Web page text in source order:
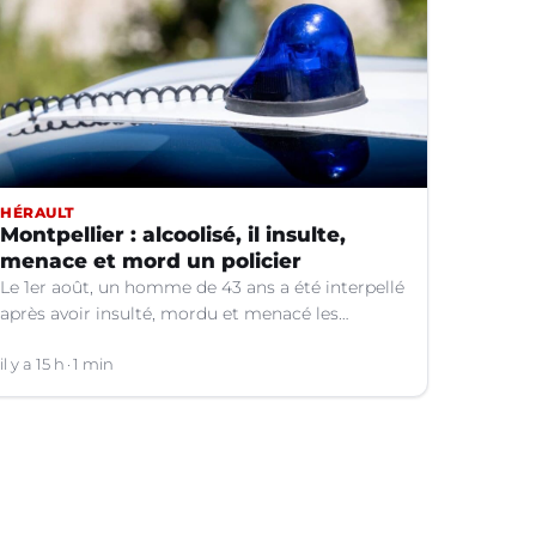
HÉRAULT
Montpellier : alcoolisé, il insulte,
menace et mord un policier
Le 1er août, un homme de 43 ans a été interpellé
après avoir insulté, mordu et menacé les
récidive, il a été condamné à six mois
d'emprisonnement sous bracelet électronique.
il y a 15 h 1 min